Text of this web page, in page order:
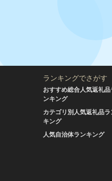
ランキングでさがす
おすすめ総合人気返礼品
ンキング
カテゴリ別人気返礼品ラ
キング
人気自治体ランキング